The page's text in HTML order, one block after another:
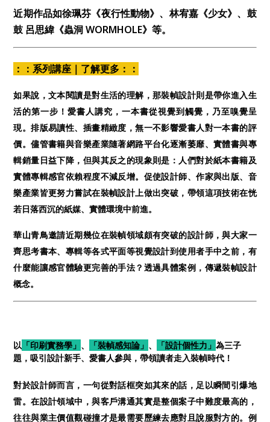
近期作品如徐珮芬《夜行性動物》、林宥嘉《少女》、鼓
鼓 呂思緯《蟲洞 WORMHOLE》等。
：：系列講座｜了解更多：：
如果說，文本閱讀是對生活的理解，那裝幀設計則是帶你進入生
活的第一步！愛書人講究，一本書從視覺到觸覺，乃至嗅覺呈
現。排版易讀性、插畫精緻度，無一不影響愛書人對一本書的評
價。儘管書籍與音樂產業隨著網路平台化逐漸萎靡、實體書與專
輯銷量日益下降，但與其反之的現象則是：人們對於紙本書籍及
實體專輯感官依賴程度不減反增。促使設計師、作家與出版、音
樂產業皆更努力嘗試在裝幀設計上做出突破，帶領這項技術在恍
若日落西沉的紙媒、實體環境中前進。
華山青鳥邀請近期幾位在裝幀領域頗有突破的設計師，與大家一
齊思考書本、專輯等各式平面等視覺設計到使用者手中之前，有
什麼能讓感官體驗更完善的手法？透過具體案例，傳遞裝幀設計
概念。
以 「印刷實務學」 、 「裝幀感知論」 、 「設計個性力」為三子
題，吸引設計新手、愛書人參與，帶領讀者走入裝幀時代！
對於設計師而言，一句從對話框突如其來的話，足以瞬間引爆地
雷。在設計領域中，與客戶溝通其實是整個案子中難度最高的，
往往與業主價值觀碰撞才是最需要歷練去應對且說服對方的。例